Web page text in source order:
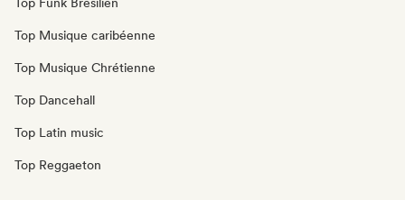
Top Musique caribéenne
Top Musique Chrétienne
Top Dancehall
Top Latin music
Top Reggaeton